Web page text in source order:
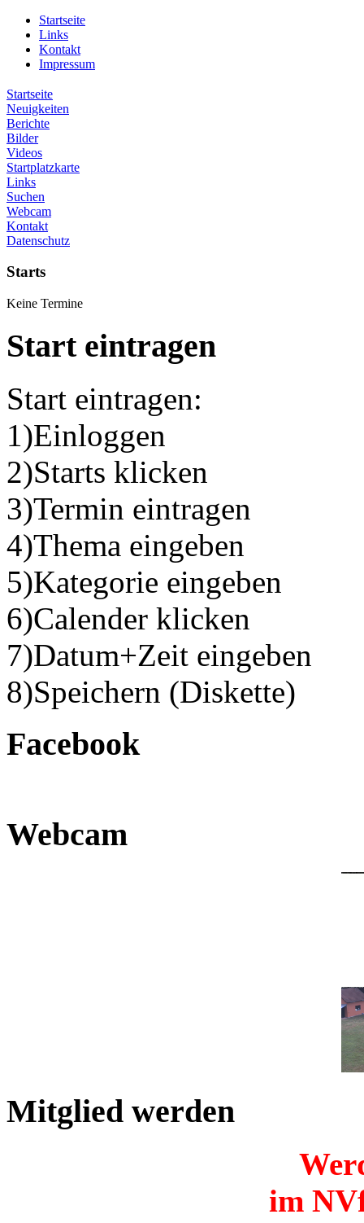
Startseite
Links
Kontakt
Impressum
Startseite
Neuigkeiten
Berichte
Bilder
Videos
Startplatzkarte
Links
Suchen
Webcam
Kontakt
Datenschutz
Starts
Keine Termine
Start eintragen
Start eintragen:
1)Einloggen
2)Starts klicken
3)Termin eintragen
4)Thema eingeben
5)Kategorie eingeben
6)Calender klicken
7)Datum+Zeit eingeben
8)Speichern (Diskette)
Facebook
Webcam
Mitglied werden
im